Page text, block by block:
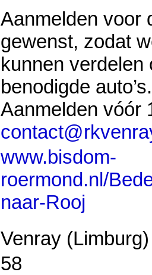
Aanmelden voor
gewenst, zodat
kunnen verdelen
benodigde auto’s.
Aanmelden vóór
www.bisdom-
roermond.nl/
naar-Rooj
Venray (Limburg)
58